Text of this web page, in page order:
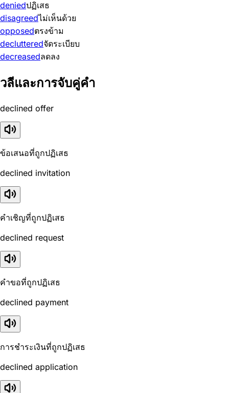
deniedปฏิเสธ
disagreedไม่เห็นด้วย
opposedตรงข้าม
declutteredจัดระเบียบ
decreasedลดลง
วลีและการจับคู่คำ
declined offer
ข้อเสนอที่ถูกปฏิเสธ
declined invitation
คำเชิญที่ถูกปฏิเสธ
declined request
คำขอที่ถูกปฏิเสธ
declined payment
การชำระเงินที่ถูกปฏิเสธ
declined application